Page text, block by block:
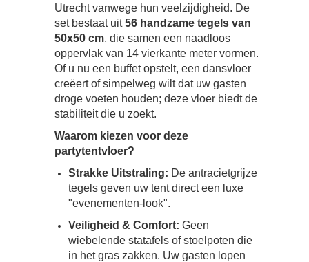
Utrecht vanwege hun veelzijdigheid. De
set bestaat uit56 handzame tegels van
50x50 cm, die samen een naadloos
oppervlak van 14 vierkante meter vormen.
Of u nu een buffet opstelt, een dansvloer
creëert of simpelweg wilt dat uw gasten
droge voeten houden; deze vloer biedt de
stabiliteit die u zoekt.
Waarom kiezen voor deze
partytentvloer?
Strakke Uitstraling: De antracietgrijze
tegels geven uw tent direct een luxe
"evenementen-look".
Veiligheid & Comfort: Geen
wiebelende statafels of stoelpoten die
in het gras zakken. Uw gasten lopen